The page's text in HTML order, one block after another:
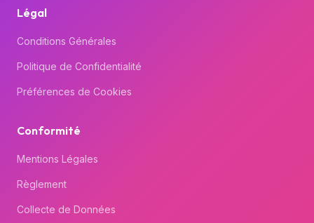
Légal
Conditions Générales
Politique de Confidentialité
Préférences de Cookies
Conformité
Mentions Légales
Règlement
Collecte de Données